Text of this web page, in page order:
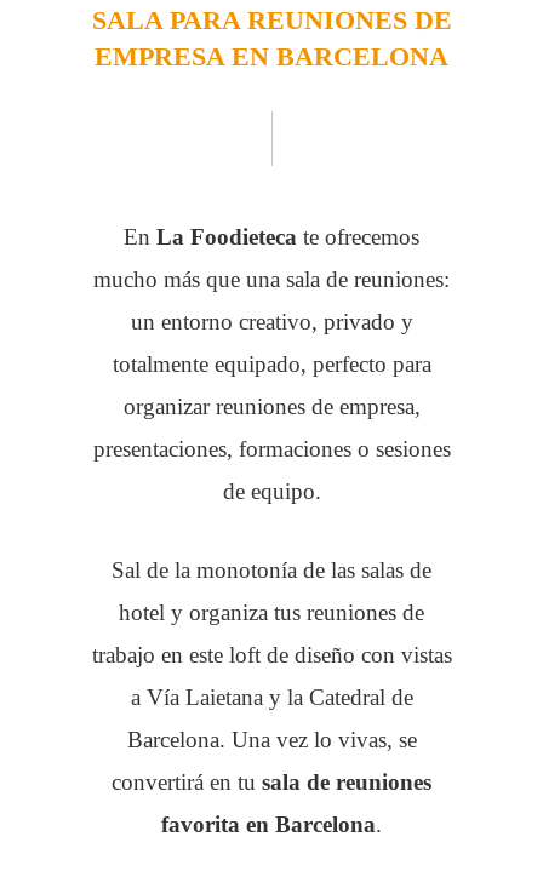
SALA PARA REUNIONES DE
EMPRESA EN BARCELONA
En La Foodieteca te ofrecemos
mucho más que una sala de reuniones:
un entorno creativo, privado y
totalmente equipado, perfecto para
organizar reuniones de empresa,
presentaciones, formaciones o sesiones
de equipo.
Sal de la monotonía de las salas de
hotel y organiza tus reuniones de
trabajo en este loft de diseño con vistas
a Vía Laietana y la Catedral de
Barcelona. Una vez lo vivas, se
convertirá en tu sala de reuniones
favorita en Barcelona.